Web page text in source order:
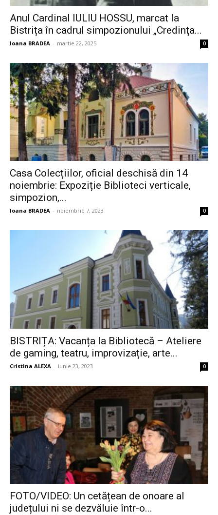
Anul Cardinal IULIU HOSSU, marcat la
Bistrița în cadrul simpozionului „Credinţa...
Ioana BRADEA - martie 22, 2025 0
Casa Colecțiilor, oficial deschisă din 14
noiembrie: Expoziție Biblioteci verticale,
simpozion,...
Ioana BRADEA - noiembrie 7, 2023 0
BISTRIȚA: Vacanța la Bibliotecă – Ateliere
de gaming, teatru, improvizație, arte...
Cristina ALEXA - iunie 23, 2023 0
FOTO/VIDEO: Un cetățean de onoare al
județului ni se dezvăluie într-o...